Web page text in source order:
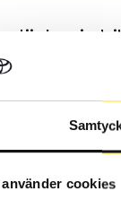
cookies
däck min
för att
däck som
gång så att
kan fälgen
som bilen